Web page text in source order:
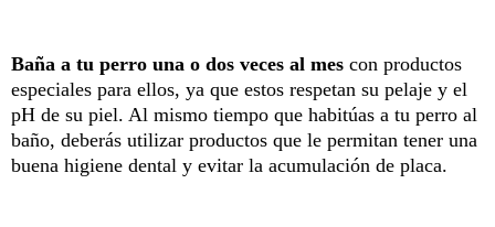
Baña a tu perro una o dos veces al mes con productos
especiales para ellos, ya que estos respetan su pelaje y el
pH de su piel. Al mismo tiempo que habitúas a tu perro al
baño, deberás utilizar productos que le permitan tener una
buena higiene dental y evitar la acumulación de placa.